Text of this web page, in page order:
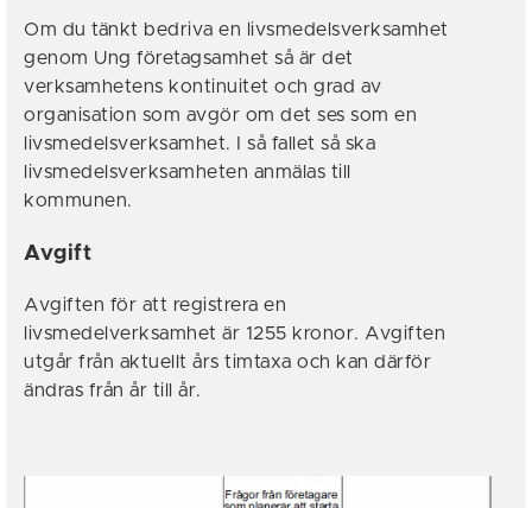
Om du tänkt bedriva en livsmedelsverksamhet
genom Ung företagsamhet så är det
verksamhetens kontinuitet och grad av
organisation som avgör om det ses som en
livsmedelsverksamhet. I så fallet så ska
livsmedelsverksamheten anmälas till
kommunen.
Avgift
Avgiften för att registrera en
livsmedelverksamhet är 1255 kronor. Avgiften
utgår från aktuellt års timtaxa och kan därför
ändras från år till år.